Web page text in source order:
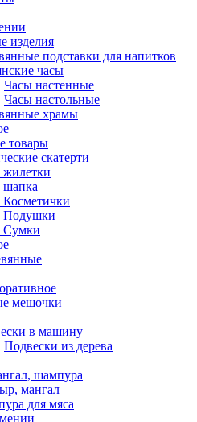
изделия
подставки для напитков
часы
Часы настенные
Часы настольные
храмы
товары
скатерти
шапка
Подушки
Сумки
мешочки
в машину
Подвески из дерева
шампура
мангал
для мяса